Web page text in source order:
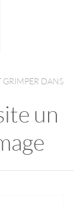
GRIMPER DANS
un